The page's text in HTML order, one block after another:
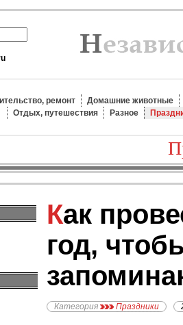
ремонт
Домашние животные
Отдых, путешествия
Разное
Как провести Новый
год,
Категория Праздники